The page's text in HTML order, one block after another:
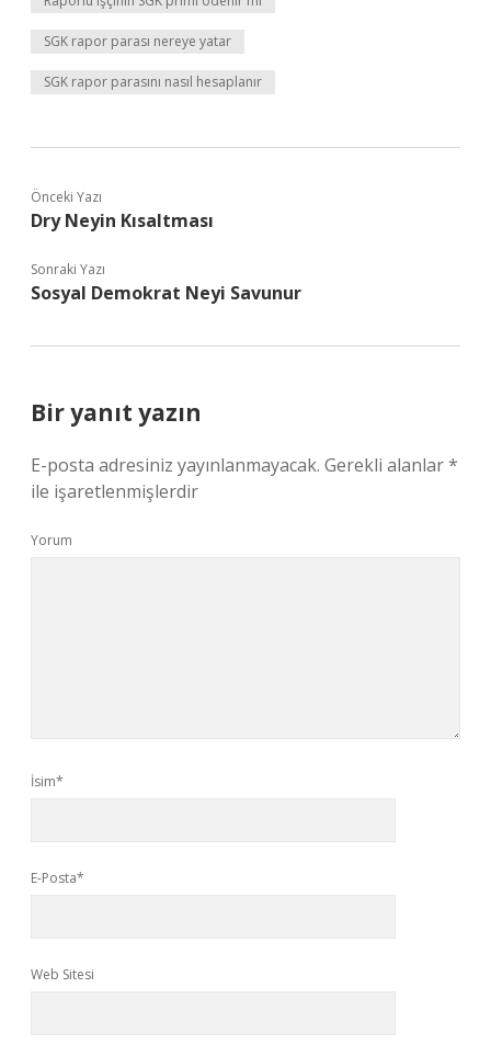
SGK rapor parası nereye yatar
SGK rapor parasını nasıl hesaplanır
Önceki Yazı
Dry Neyin Kısaltması
Sonraki Yazı
Sosyal Demokrat Neyi Savunur
Bir yanıt yazın
E-posta adresiniz yayınlanmayacak. Gerekli alanlar*
ile işaretlenmişlerdir
Yorum
İsim*
E-Posta*
Web Sitesi